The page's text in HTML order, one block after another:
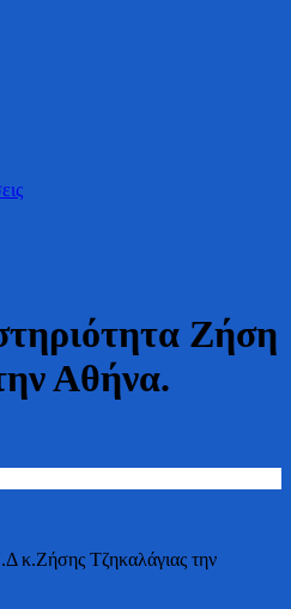
Ζήση
Αθήνα.
κ.Ζήσης Τζηκαλάγιας την